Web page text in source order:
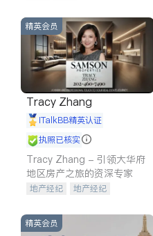
精英会员
Tracy Zhang
iTalkBB精英认证
执照已核实
Tracy Zhang - 引领大华府
地区房产之旅的资深专家
地产经纪
地产经纪
商铺租售
精英会员